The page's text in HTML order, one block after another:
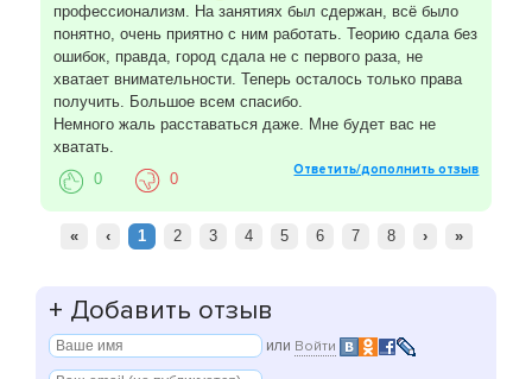
профессионализм. На занятиях был сдержан, всё было
понятно, очень приятно с ним работать. Теорию сдала без
ошибок, правда, город сдала не с первого раза, не
хватает внимательности. Теперь осталось только права
получить. Большое всем спасибо.
Немного жаль расставаться даже. Мне будет вас не
хватать.
Ответить/дополнить отзыв
0 0
« ‹ 1 2 3 4 5 6 7 8 › »
+ Добавить отзыв
или Войти